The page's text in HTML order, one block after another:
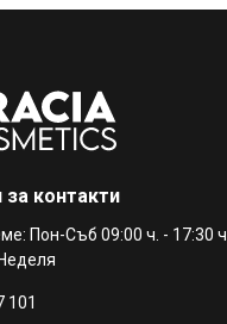
контакти
Пон-Съб 09:00 ч. - 17:30 ч.
101